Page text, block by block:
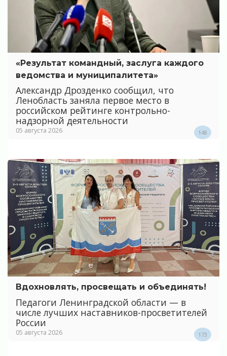
«Результат командный, заслуга каждого
ведомства и муниципалитета»
Александр Дрозденко сообщил, что
Ленобласть заняла первое место в
российском рейтинге контрольно-
надзорной деятельности
05 августа 2026 148
Вдохновлять, просвещать и объединять!
Педагоги Ленинградской области — в
числе лучших наставников-просветителей
России
05 августа 2026 173